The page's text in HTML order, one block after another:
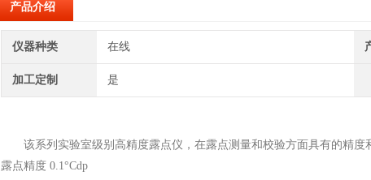
产品介绍
仪器种类 在线
加工定制 是
该系列实验室级别高精度露点仪，在露点测量和校验方面具有的精度
露点精度 0.1°Cdp